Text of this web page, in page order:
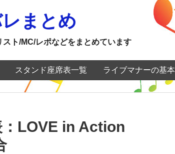
まとめ
ト/MC/レポなどをまとめています
スタンド座席表一覧 ライブマナーの基本
：LOVE in Action